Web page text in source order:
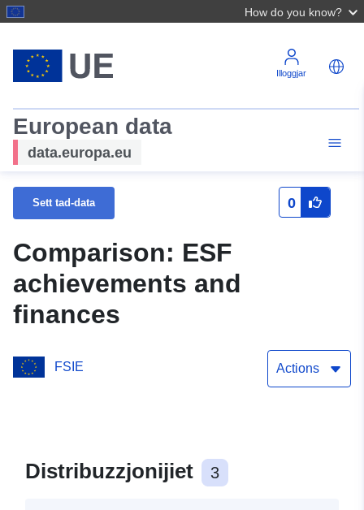
How do you know?
Illoggjar
European data
data.europa.eu
Sett tad-data 0
Comparison: ESF
achievements and
finances
FSIE Actions
Distribuzzjonijiet 3